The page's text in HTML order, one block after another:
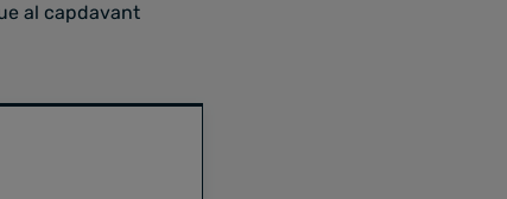
al capdavant